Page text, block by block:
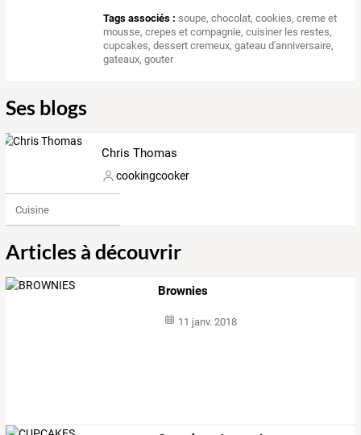
Tags associés : soupe,chocolat,cookies,creme et
mousse,crepes et compagnie,cuisiner les restes,
cupcakes,dessert cremeux,gateau d'anniversaire,
gateaux,gouter
Ses blogs
Chris Thomas
cookingcooker
Cuisine
Articles à découvrir
Brownies
11 janv. 2018